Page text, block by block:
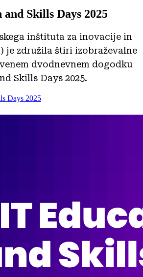
Skills Days 2025
inštituta za inovacije in
je združila štiri izobraževalne
dvodnevnem dogodku
Skills Days 2025.
Days 2025